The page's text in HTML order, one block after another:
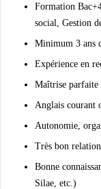
Formation
social, Gestion
Minimum 3 ans
Expérience en
Maîtrise parfaite
Anglais courant
Autonomie,
Très bon
Bonne
Silae, etc.)